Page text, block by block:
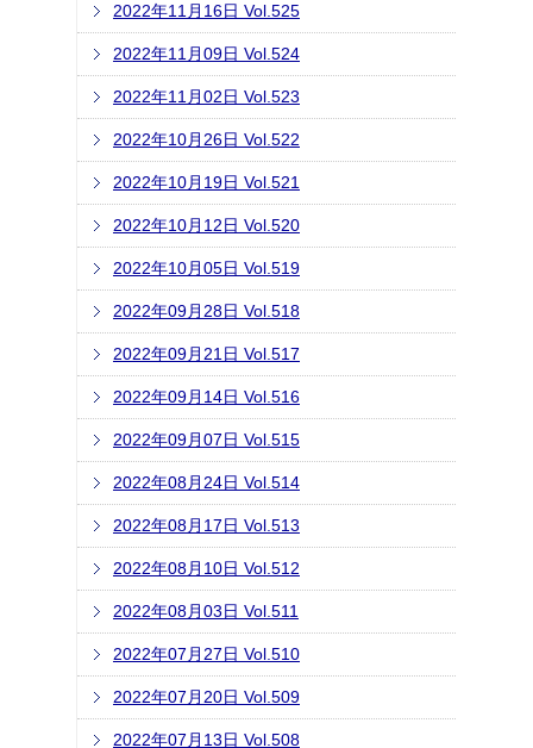
2022年11月16日 Vol.525
2022年11月09日 Vol.524
2022年11月02日 Vol.523
2022年10月26日 Vol.522
2022年10月19日 Vol.521
2022年10月12日 Vol.520
2022年10月05日 Vol.519
2022年09月28日 Vol.518
2022年09月21日 Vol.517
2022年09月14日 Vol.516
2022年09月07日 Vol.515
2022年08月24日 Vol.514
2022年08月17日 Vol.513
2022年08月10日 Vol.512
2022年08月03日 Vol.511
2022年07月27日 Vol.510
2022年07月20日 Vol.509
2022年07月13日 Vol.508